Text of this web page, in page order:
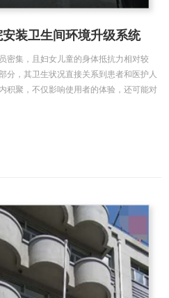
装卫生间环境升级系统
密集，且妇女儿童的身体抵抗力相对较
分，其卫生状况直接关系到患者和医护人
积聚，不仅影响使用者的体验，还可能对